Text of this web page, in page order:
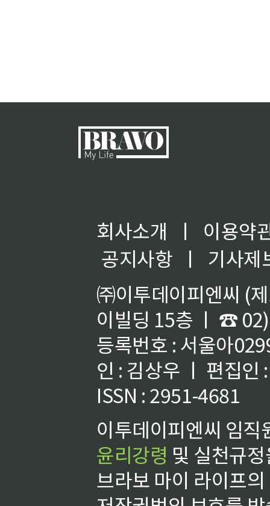
회사소개 ㅣ
이용약
공지사항
ㅣ
기사제
㈜이투데이피엔씨 (
이빌딩 15층 ㅣ ☎
등록번호 : 서울아
인 : 김상우 ㅣ 편집인
ISSN : 2951-4681
이투데이피엔씨 임
윤리강령 및 실천규
브라보 마이 라이프